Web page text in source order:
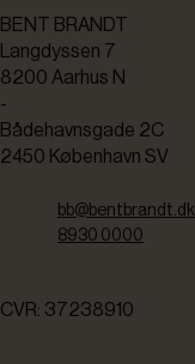
BENT BRANDT
Langdyssen 7
8200 Aarhus N
-
Bådehavnsgade 2C
2450 København SV
bb@bentbrandt.dk
8930 0000
CVR: 37238910